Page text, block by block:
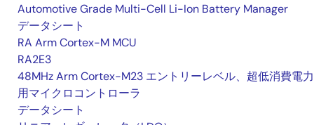
Automotive Grade Multi-Cell Li-Ion Battery Manager
データシート
RA Arm Cortex-M MCU
RA2E3
48MHz Arm Cortex-M23 エントリーレベル、超低消費電
用マイクロコントローラ
データシート